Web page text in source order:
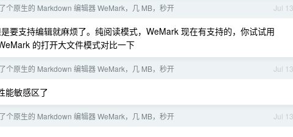
Jul 13
个原生的 Markdown 编辑器 WeMark，几 MB，秒开
要支持编辑就麻烦了。纯阅读模式，WeMark 现在有支持的，你试试用
的打开大文件模式对比一下
Jul 13
个原生的 Markdown 编辑器 WeMark，几 MB，秒开
能敏感区了
Jul 13
个原生的 Markdown 编辑器 WeMark，几 MB，秒开